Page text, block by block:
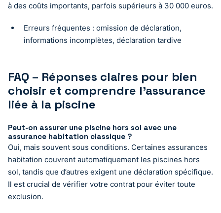
à des coûts importants, parfois supérieurs à 30 000 euros.
Erreurs fréquentes : omission de déclaration,
informations incomplètes, déclaration tardive
FAQ – Réponses claires pour bien
choisir et comprendre l’assurance
liée à la piscine
Peut-on assurer une piscine hors sol avec une
assurance habitation classique ?
Oui, mais souvent sous conditions. Certaines assurances
habitation couvrent automatiquement les piscines hors
sol, tandis que d’autres exigent une déclaration spécifique.
Il est crucial de vérifier votre contrat pour éviter toute
exclusion.